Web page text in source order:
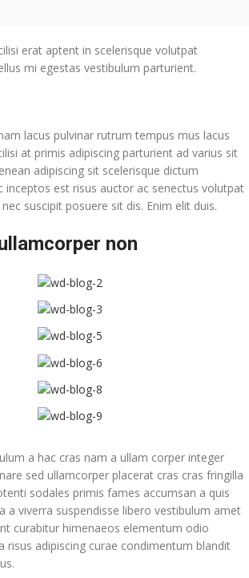
erat aptent in scelerisque volutpat
mi egestas vestibulum parturient.
lacus pulvinar rutrum tempus mus lacus
at primis adipiscing parturient ad varius sit
adipiscing sit scelerisque dictum
inceptos est risus auctor ac senectus volutpat
suscipit posuere sit dis. Enim elit duis.
non
a hac cras nam a ullam corper integer
sed ullamcorper placerat cras cras fringilla
sodales primis fames accumsan a quis
a viverra suspendisse libero vestibulum amet
curabitur himenaeos elementum odio
risus adipiscing curae condimentum blandit